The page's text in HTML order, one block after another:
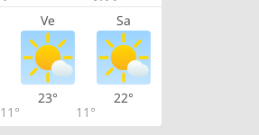
Ve Sa
11°
23°
11°
22°